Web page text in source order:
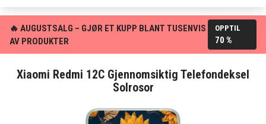
🔥 AUGUSTSALG – GJØR ET KUPP BLANT TUSENVIS
AV PRODUKTER
OPPTIL
70 %
Xiaomi Redmi 12C Gjennomsiktig Telefondeksel
Solrosor